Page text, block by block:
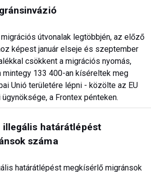
útvonalak legtöbbjén, az előző
képest január elseje és szeptember
csökkent a migrációs nyomás,
mintegy 133 400-an kíséreltek meg
Unió területére lépni - közölte az EU
a Frontex pénteken.
illegális határátlépést
száma
határátlépést megkísérlő migránsok